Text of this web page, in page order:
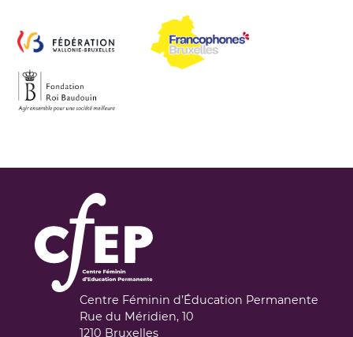
Centre Féminin d’Éducation Permanente
Rue du Méridien, 10
1210 Bruxelles